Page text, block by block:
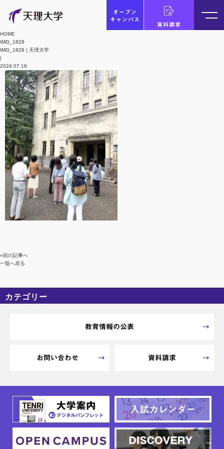
オープン
キャンパス
資料請求
HOME
IMG_1828
IMG_1828 | 天理大学
|
2024.07.16
«前の記事へ
一覧へ戻る
カテゴリー
教育情報の公表
お問い合わせ 資料請求